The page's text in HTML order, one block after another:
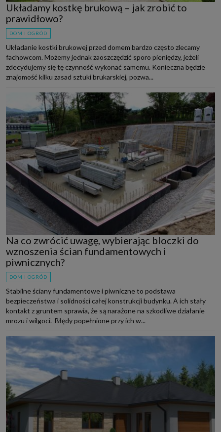
Układamy kostkę brukową – jak zrobić to
prawidłowo?
DOM I OGRÓD
Układanie kostki brukowej przed domem bardzo często zlecamy
fachowcom. Możemy jednak zaoszczędzić sporo pieniędzy, jeżeli
zdecydujemy się tę czynność wykonać samemu. Konieczna będzie
znajomość kilku zasad sztuki brukarskiej, pozwa...
Na co zwrócić uwagę, wybierając bloczki do
wznoszenia ścian fundamentowych i
piwnicznych?
DOM I OGRÓD
Stabilne ściany fundamentowe i piwniczne to podstawa
bezpieczeństwa i solidności całej konstrukcji budynku. A ich stały
kontakt z gruntem sprawia, że są narażone na szkodliwe działanie
mrozu i wilgoci. Błędy popełnione przy ich w...